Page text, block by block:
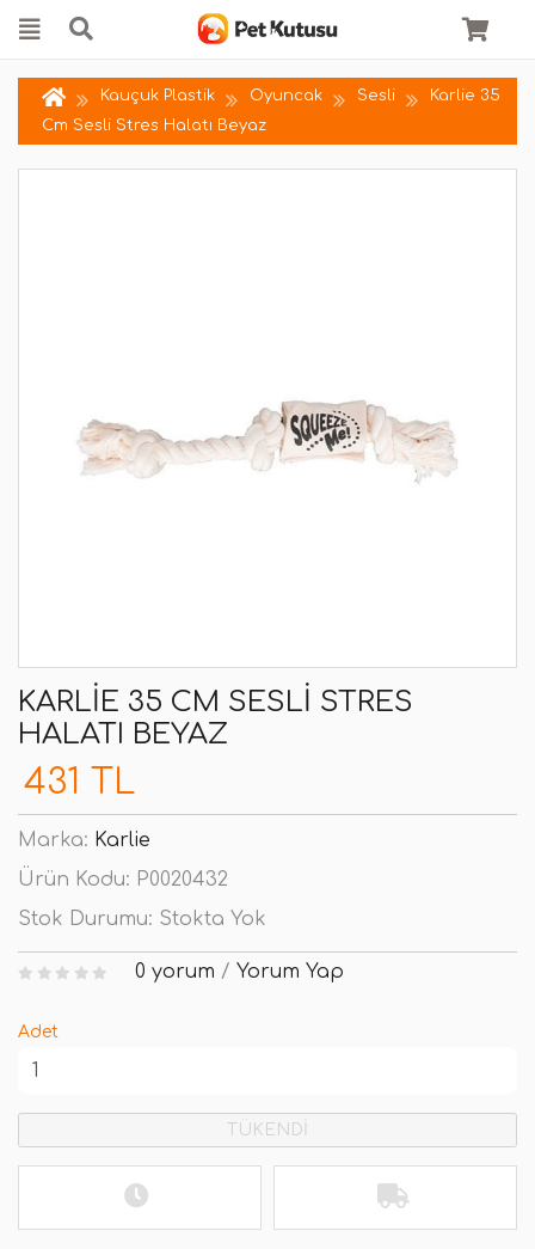
Kauçuk Plastik Oyuncak Sesli
Karlie 35
Cm Sesli Stres Halatı Beyaz
KARLIE 35 CM SESLI STRES
HALATI BEYAZ
431 TL
Marka: Karlie
Ürün Kodu: P0020432
Stok Durumu: Stokta Yok
0 yorum / Yorum Yap
Adet
TÜKENDİ